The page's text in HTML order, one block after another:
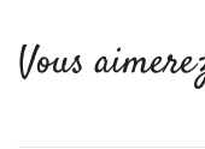
Vous